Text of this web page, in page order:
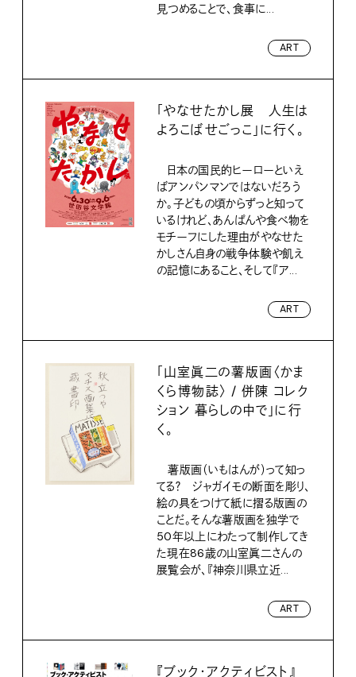
見つめることで、食事に...
ART
「やなせたかし展 人生は
よろこばせごっこ」に行く。
日本の国民的ヒーローといえ
ばアンパンマンではないだろう
か。子どもの頃からずっと知って
いるけれど、あんぱんや食べ物を
モチーフにした理由がやなせた
かしさん自身の戦争体験や飢え
の記憶にあること、そして『ア...
ART
「山室眞二の薯版画〈かま
くら博物誌〉 / 併陳 コレク
ション 暮らしの中で」に行
く。
薯版画（いもはんが）って知っ
てる？ ジャガイモの断面を彫り、
絵の具をつけて紙に摺る版画の
ことだ。そんな薯版画を独学で
50年以上にわたって制作してき
た現在86歳の山室眞二さんの
展覧会が、『神奈川県立近...
ART
『ブック・アクティビスト』